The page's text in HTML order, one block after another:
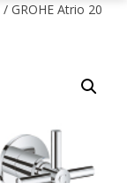
/ GROHE Atrio 20